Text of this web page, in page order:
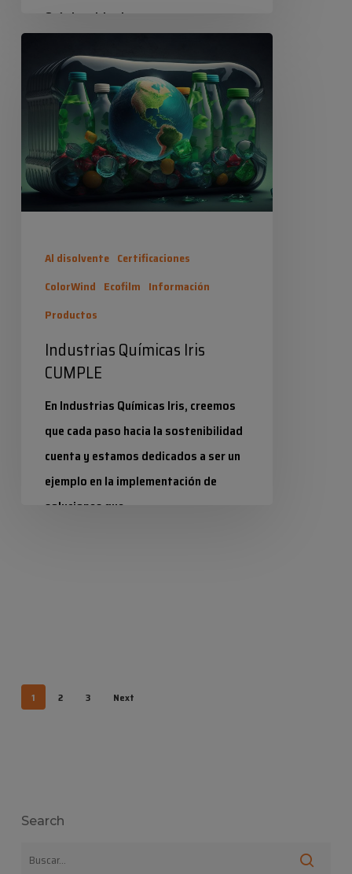
Químicas Iris sigue…
Industrias Químicas Iris
18 diciembre 2024
Químicas
Iris
CUMPLE
Al disolvente Certificaciones
ColorWind Ecofilm Información
Productos
Industrias Químicas Iris
CUMPLE
En Industrias Químicas Iris, creemos
que cada paso hacia la sostenibilidad
cuenta y estamos dedicados a ser un
ejemplo en la implementación de
soluciones que…
1 2 3 Next
Search